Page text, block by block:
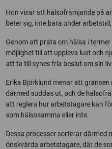
Hon visar att hälsofrämjande på
beter sig, inte bara under
Genom att prata om hälsa i
möjlighet till att uppleva lust och
att ta till synes fria beslut om sin
Erika Björklund menar att
därmed suddas ut, och de
att reglera hur arbetstagare kan
som hälsosamma eller inte.
Dessa processer sorterar därmed
önskvärda arbetstagare, där de